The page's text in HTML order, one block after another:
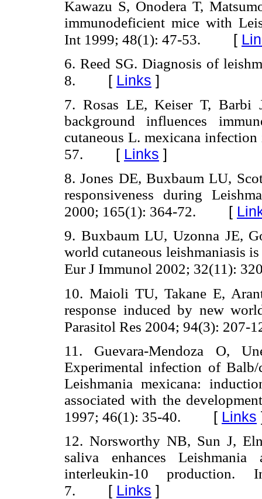
Kawazu S, Onodera T,
immunodeficient mice with
Int 1999; 48(1): 47-53. [
6. Reed SG. Diagnosis of
8. [ Links ]
7. Rosas LE, Keiser T, Barbi
background influences
cutaneous L. mexicana
57. [ Links ]
8. Jones DE, Buxbaum LU,
responsiveness during
2000; 165(1): 364-72. [
9. Buxbaum LU, Uzonna JE,
world cutaneous leishmaniasis
Eur J Immunol 2002; 32(11):
10. Maioli TU, Takane E,
response induced by new
Parasitol Res 2004; 94(3): 207-
11. Guevara-Mendoza O,
Experimental infection of
Leishmania mexicana:
associated with the
1997; 46(1): 35-40. [ Links
12. Norsworthy NB, Sun J,
saliva enhances
interleukin-10
7. [ Links ]